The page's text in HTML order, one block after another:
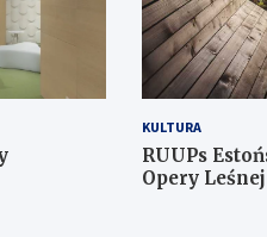
KULTURA
RUUPs
Opery Leśnej